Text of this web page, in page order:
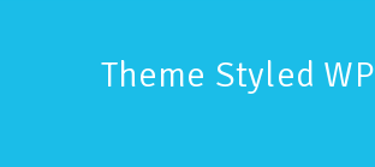
Theme Styled WP